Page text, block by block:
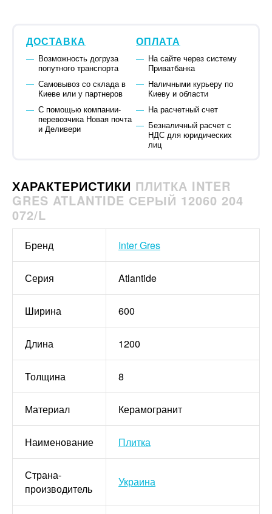
ДОСТАВКА
Возможность догруза
попутного транспорта
Самовывоз со склада в
Киеве или у партнеров
С помощью компании-
перевозчика Новая почта
и Деливери
ОПЛАТА
На сайте через систему
Приватбанка
Наличными курьеру по
Киеву и области
На расчетный счет
Безналичный расчет с
НДС для юридических
лиц
ХАРАКТЕРИСТИКИ ПЛИТКА INTER
GRES ATLANTIDE СЕРЫЙ 12060 204
072/L
Бренд Inter Gres
Серия Atlantide
Ширина 600
Длина 1200
Толщина 8
Материал Керамогранит
Наименование Плитка
Страна-
производитель
Украина